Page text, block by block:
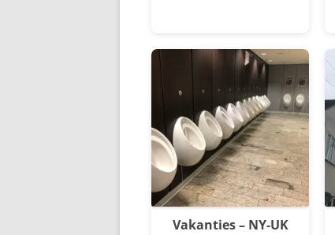
Vakanties – NY-UK